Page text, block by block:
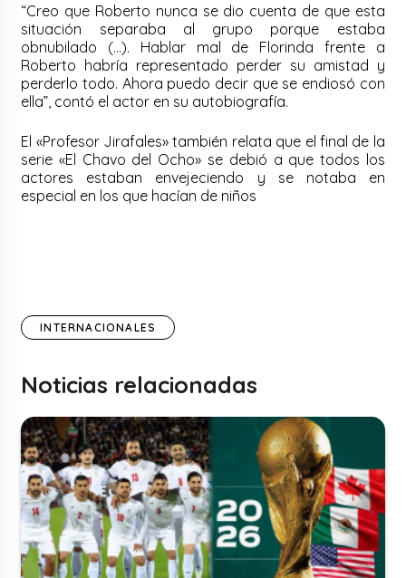
“Creo que Roberto nunca se dio cuenta de que esta
situación separaba al grupo porque estaba
obnubilado (…). Hablar mal de Florinda frente a
Roberto habría representado perder su amistad y
perderlo todo. Ahora puedo decir que se endiosó con
ella”, contó el actor en su autobiografía.
El «Profesor Jirafales» también relata que el final de la
serie «El Chavo del Ocho» se debió a que todos los
actores estaban envejeciendo y se notaba en
especial en los que hacían de niños
INTERNACIONALES
Noticias relacionadas